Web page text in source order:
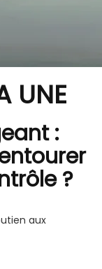
UNE
:
?
aux